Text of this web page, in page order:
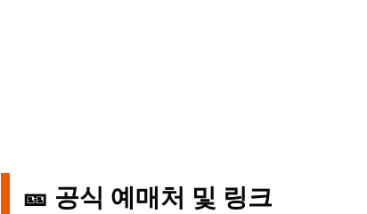
🎫 공식 예매처 및 링크